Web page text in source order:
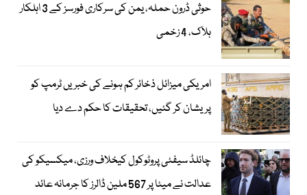
حوثی ڈرون حملہ، یمن کی سرکاری فورسز کے 3 اہلکار
ہلاک، 4 زخمی
امریکی میزائل ذخائر کم ہونے کی خبریں ٹرمپ کو
پریشان کر گئیں، تحقیقات کا حکم دے دیا
چائلڈ سیفٹی پروٹوکول کیخلاف ورزی، میکسیکو کی
عدالت نے میٹا پر 567 ملین ڈالرز کا جرمانہ عائد